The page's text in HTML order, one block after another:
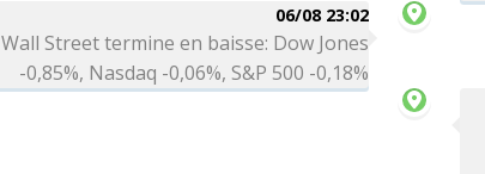
06/08 23:02
Wall Street termine en baisse: Dow Jones
-0,85%, Nasdaq -0,06%, S&P 500 -0,18%